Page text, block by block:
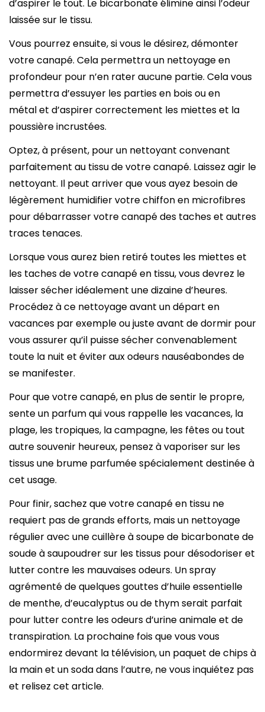
d’aspirer le tout. Le bicarbonate élimine ainsi l’odeur
laissée sur le tissu.
Vous pourrez ensuite, si vous le désirez, démonter
votre canapé. Cela permettra un nettoyage en
profondeur pour n’en rater aucune partie. Cela vous
permettra d’essuyer les parties en bois ou en
métal et d’aspirer correctement les miettes et la
poussière incrustées.
Optez, à présent, pour un nettoyant convenant
parfaitement au tissu de votre canapé. Laissez agir le
nettoyant. Il peut arriver que vous ayez besoin de
légèrement humidifier votre chiffon en microfibres
pour débarrasser votre canapé des taches et autres
traces tenaces.
Lorsque vous aurez bien retiré toutes les miettes et
les taches de votre canapé en tissu, vous devrez le
laisser sécher idéalement une dizaine d’heures.
Procédez à ce nettoyage avant un départ en
vacances par exemple ou juste avant de dormir pour
vous assurer qu’il puisse sécher convenablement
toute la nuit et éviter aux odeurs nauséabondes de
se manifester.
Pour que votre canapé, en plus de sentir le propre,
sente un parfum qui vous rappelle les vacances, la
plage, les tropiques, la campagne, les fêtes ou tout
autre souvenir heureux, pensez à vaporiser sur les
tissus une brume parfumée spécialement destinée à
cet usage.
Pour finir, sachez que votre canapé en tissu ne
requiert pas de grands efforts, mais un nettoyage
régulier avec une cuillère à soupe de bicarbonate de
soude à saupoudrer sur les tissus pour désodoriser et
lutter contre les mauvaises odeurs. Un spray
agrémenté de quelques gouttes d’huile essentielle
de menthe, d’eucalyptus ou de thym serait parfait
pour lutter contre les odeurs d’urine animale et de
transpiration. La prochaine fois que vous vous
endormirez devant la télévision, un paquet de chips à
la main et un soda dans l’autre, ne vous inquiétez pas
et relisez cet article.